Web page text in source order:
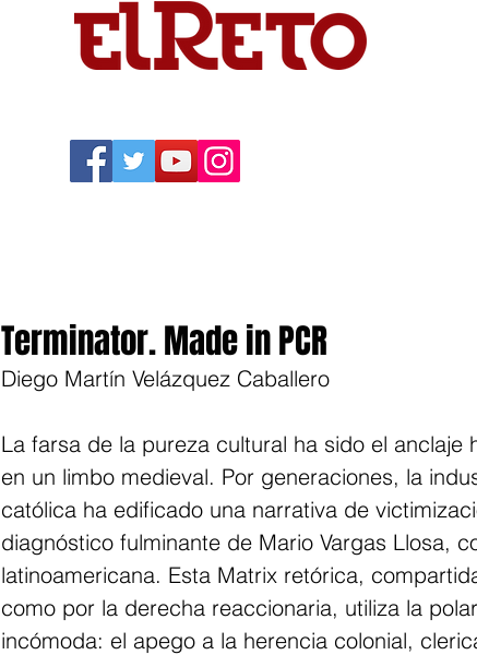
Terminator. Made in PCR
Diego Martín Velázquez Caballero
La farsa de la pureza cultural ha sido el anclaje
en un limbo medieval. Por generaciones, la
católica ha edificado una narrativa de
diagnóstico fulminante de Mario Vargas Llosa,
latinoamericana. Esta Matrix retórica,
como por la derecha reaccionaria, utiliza la
incómoda: el apego a la herencia colonial,